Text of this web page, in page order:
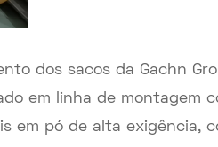
dos sacos da Gachn
em linha de montagem
em pó de alta exigência,